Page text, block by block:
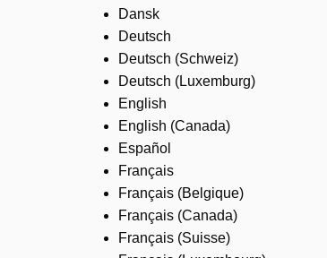
Dansk
Deutsch
Deutsch (Schweiz)
Deutsch (Luxemburg)
English
English (Canada)
Español
Français
Français (Belgique)
Français (Canada)
Français (Suisse)